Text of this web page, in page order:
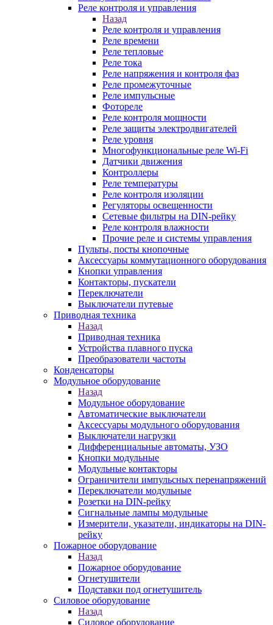
Реле контроля и управления
Назад
Реле контроля и управления
Реле времени
Реле тепловые
Реле тока
Реле напряжения и контроля фаз
Реле промежуточные
Реле импульсные
Фотореле
Реле контроля мощности
Реле защиты электродвигателей
Реле уровня
Многофункциональные реле Wi-Fi
Датчики движения
Контроллеры
Реле температуры
Реле контроля изоляции
Регуляторы освещенности
Сетевые фильтры на DIN-рейку
Реле контроля влажности
Прочие реле и системы управления
Пульты, посты кнопочные
Аксессуары коммутационного оборудования
Кнопки управления
Контакторы, пускатели
Переключатели
Выключатели путевые
Приводная техника
Назад
Приводная техника
Устройства плавного пуска
Преобразователи частоты
Конденсаторы
Модульное оборудование
Назад
Модульное оборудование
Автоматические выключатели
Аксессуары модульного оборудования
Выключатели нагрузки
Дифференциальные автоматы, УЗО
Кнопки модульные
Модульные контакторы
Ограничители импульсных перенапряжений
Переключатели модульные
Розетки на DIN-рейку
Сигнальные лампы модульные
Измерители, указатели, индикаторы на DIN-
рейку
Пожарное оборудование
Назад
Пожарное оборудование
Огнетушители
Подставки под огнетушитель
Силовое оборудование
Назад
Силовое оборудование